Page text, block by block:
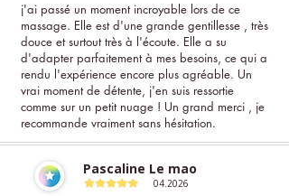
j'ai passé un moment incroyable lors de ce
massage. Elle est d'une grande gentillesse , très
douce et surtout très à l'écoute. Elle a su
d'adapter parfaitement à mes besoins, ce qui a
rendu l'expérience encore plus agréable. Un
vrai moment de détente, j'en suis ressortie
comme sur un petit nuage ! Un grand merci , je
recommande vraiment sans hésitation.
Pascaline Le mao
04.2026